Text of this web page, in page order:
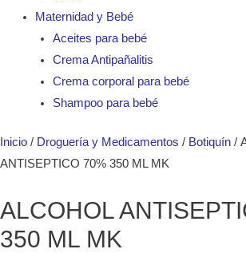
Maternidad y Bebé
Aceites para bebé
Crema Antipañalitis
Crema corporal para bebé
Shampoo para bebé
Inicio / Droguería y Medicamentos / Botiquín /
ANTISEPTICO 70% 350 ML MK
ALCOHOL
350 ML MK